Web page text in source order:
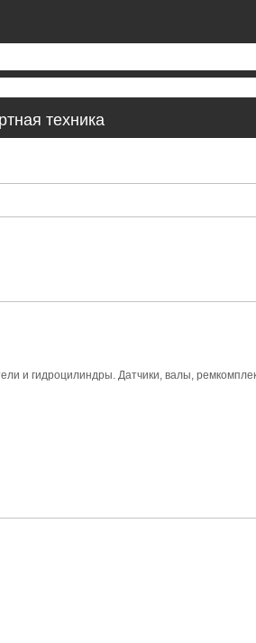
техника
и гидроцилиндры. Датчики, валы,